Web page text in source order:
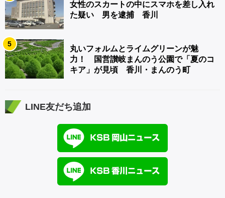
女性のスカートの中にスマホを差し入れ
た疑い 男を逮捕 香川
5
丸いフォルムとライムグリーンが魅
力！ 国営讃岐まんのう公園で「夏のコ
キア」が見頃 香川・まんのう町
LINE友だち追加